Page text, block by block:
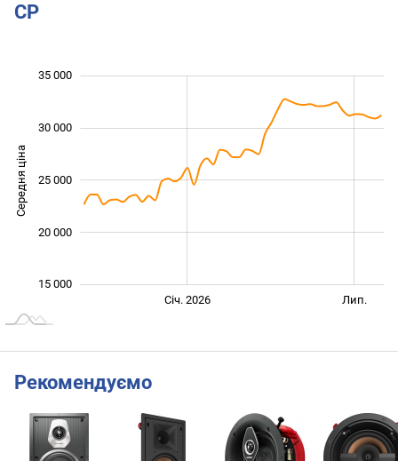
CP
Середня ціна 15 000
15 000
20 000
25 000
30 000
35 000
Січ. 2026 Лип.
Рекомендуємо